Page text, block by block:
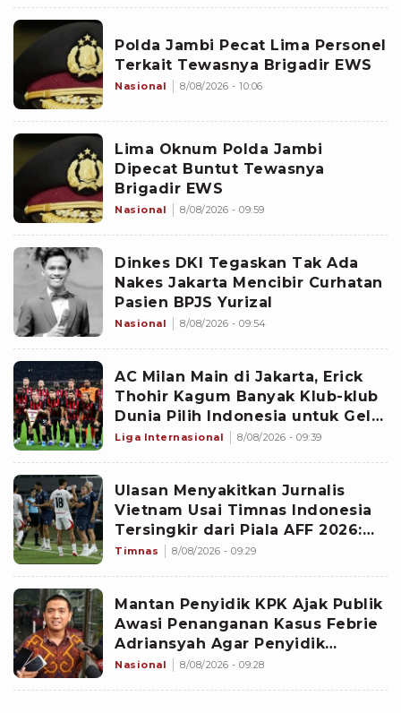
Polda Jambi Pecat Lima Personel
Terkait Tewasnya Brigadir EWS
Nasional 8/08/2026 - 10:06
Lima Oknum Polda Jambi
Dipecat Buntut Tewasnya
Brigadir EWS
Nasional 8/08/2026 - 09:59
Dinkes DKI Tegaskan Tak Ada
Nakes Jakarta Mencibir Curhatan
Pasien BPJS Yurizal
Nasional 8/08/2026 - 09:54
AC Milan Main di Jakarta, Erick
Thohir Kagum Banyak Klub-klub
Dunia Pilih Indonesia untuk Gelar
Pramusim: Dampaknya Positif
Liga Internasional 8/08/2026 - 09:39
Ulasan Menyakitkan Jurnalis
Vietnam Usai Timnas Indonesia
Tersingkir dari Piala AFF 2026:
Memalukan!
Timnas 8/08/2026 - 09:29
Mantan Penyidik KPK Ajak Publik
Awasi Penanganan Kasus Febrie
Adriansyah Agar Penyidik
Objektif
Nasional 8/08/2026 - 09:28